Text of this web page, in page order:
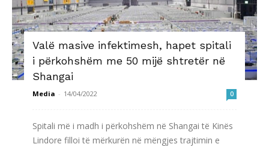
Valë masive infektimesh, hapet spitali
i përkohshëm me 50 mijë shtretër në
Shangai
Media - 14/04/2022 0
Spitali më i madh i përkohshëm në Shangai të Kinës
Lindore filloi të mërkurën në mëngjes trajtimin e